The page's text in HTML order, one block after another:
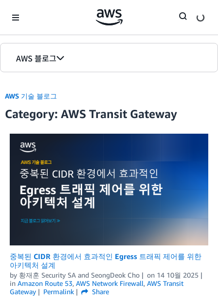
AWS 블로그
홈
에디션
AWS 기술 블로그
Category: AWS Transit Gateway
중복된 CIDR 환경에서 효과적인 Egress 트래픽 제어를 위한
아키텍처 설계
by 황재훈 Security SA and SeongDeok Cho on 14 10월 2025
in Amazon Route 53, AWS Network Firewall, AWS Transit
Gateway
Permalink
Share